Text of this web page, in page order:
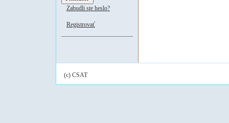
Zabudli ste heslo?
Registrovať
(c) CSAT